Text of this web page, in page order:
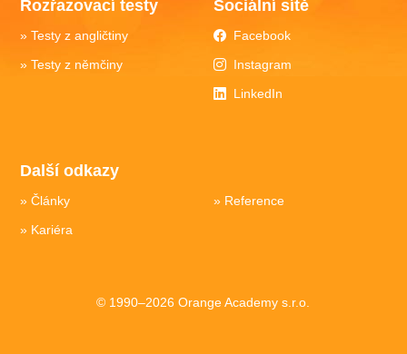
Rozřazovací testy
Testy z angličtiny
Testy z němčiny
Sociální sítě
Facebook
Instagram
LinkedIn
Další odkazy
Články
Kariéra
Reference
© 1990–2026 Orange Academy s.r.o.